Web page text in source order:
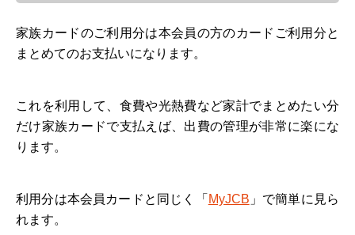
家族カードのご利用分は本会員の方のカードご利用分と
まとめてのお支払いになります。
これを利用して、食費や光熱費など家計でまとめたい分
だけ家族カードで支払えば、出費の管理が非常に楽にな
ります。
利用分は本会員カードと同じく「 MyJCB 」で簡単に見ら
れます。